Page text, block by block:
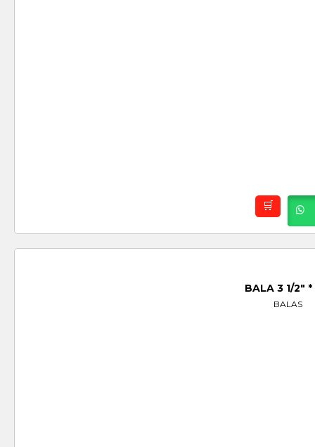
BALA 3 1/2″ *
BALAS